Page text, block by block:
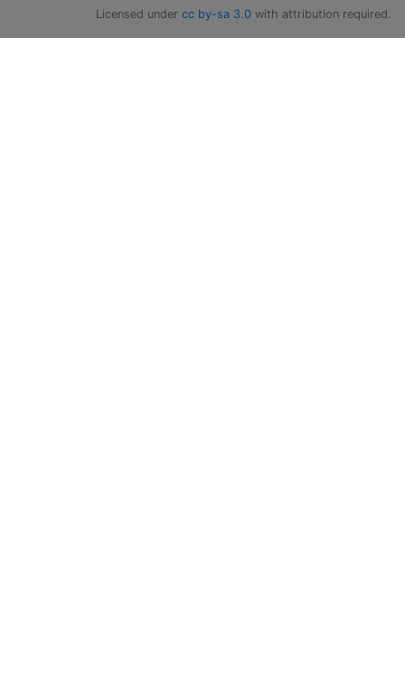
Licensed under cc by-sa 3.0 with attribution required.